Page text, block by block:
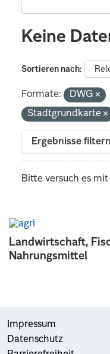
Landwirtschaft,
Nahrungsmittel
Keine
Sortieren nach
Formate: DWG
Stadtgrundkarte
Ergebnisse filtern
Bitte versuch es
Impressum
Datenschutz